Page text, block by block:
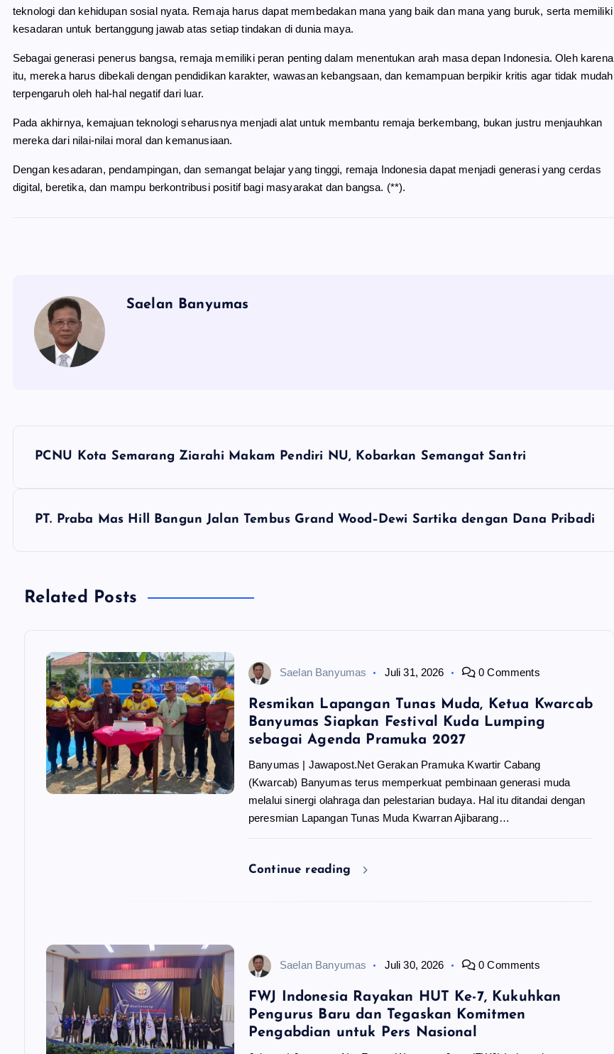
teknologi dan kehidupan sosial nyata. Remaja harus dapat membedakan mana yang baik dan mana yang buruk, serta memiliki
kesadaran untuk bertanggung jawab atas setiap tindakan di dunia maya.
Sebagai generasi penerus bangsa, remaja memiliki peran penting dalam menentukan arah masa depan Indonesia. Oleh karena
itu, mereka harus dibekali dengan pendidikan karakter, wawasan kebangsaan, dan kemampuan berpikir kritis agar tidak mudah
terpengaruh oleh hal-hal negatif dari luar.
Pada akhirnya, kemajuan teknologi seharusnya menjadi alat untuk membantu remaja berkembang, bukan justru menjauhkan
mereka dari nilai-nilai moral dan kemanusiaan.
Dengan kesadaran, pendampingan, dan semangat belajar yang tinggi, remaja Indonesia dapat menjadi generasi yang cerdas
digital, beretika, dan mampu berkontribusi positif bagi masyarakat dan bangsa. (**).
Saelan Banyumas
N
g
PCNU Kota Semarang Ziarahi Makam Pendiri NU, Kobarkan Semangat Santri
PT. Praba Mas Hill Bangun Jalan Tembus Grand Wood–Dewi Sartika dengan Dana Pribadi
Related Posts
Saelan Banyumas Juli 31, 2026 0 Comments
Resmikan Lapangan Tunas Muda, Ketua Kwarcab
Banyumas Siapkan Festival Kuda Lumping
sebagai Agenda Pramuka 2027
Banyumas | Jawapost.Net Gerakan Pramuka Kwartir Cabang
(Kwarcab) Banyumas terus memperkuat pembinaan generasi muda
melalui sinergi olahraga dan pelestarian budaya. Hal itu ditandai dengan
peresmian Lapangan Tunas Muda Kwarran Ajibarang…
Continue reading
Saelan Banyumas Juli 30, 2026 0 Comments
FWJ Indonesia Rayakan HUT Ke-7, Kukuhkan
Pengurus Baru dan Tegaskan Komitmen
Pengabdian untuk Pers Nasional